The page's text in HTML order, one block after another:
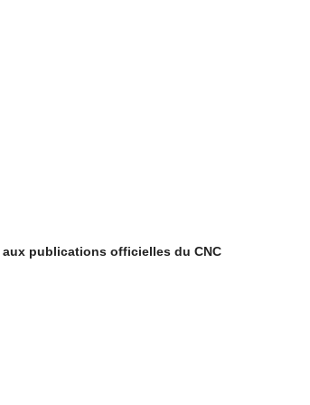
aux publications officielles du CNC